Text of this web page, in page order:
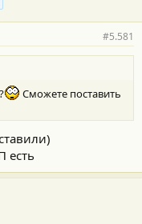
#5.581
Сможете поставить
есть